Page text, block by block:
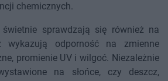
chemicznych.
sprawdzają się również na
wykazują odporność na zmienne
promienie UV i wilgoć. Niezależnie
na słońce, czy deszcz,